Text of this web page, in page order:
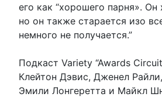
его как “хорошего парня».
но он также старается изо
немного не получается.”
Подкаст Variety “Awards
Клейтон Дэвис, Дженел
Эмили Лонгеретта и Майкл